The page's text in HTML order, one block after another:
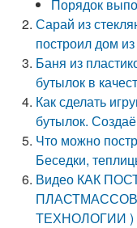
Порядок
Сарай из
построил дом
Баня из
бутылок в
Как сделать
бутылок.
Что можно
Беседки,
Видео КАК
ТЕХНОЛОГИИ )